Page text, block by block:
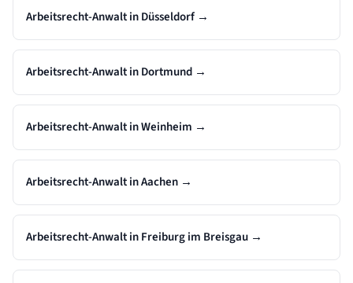
Arbeitsrecht-Anwalt in Düsseldorf →
Arbeitsrecht-Anwalt in Dortmund →
Arbeitsrecht-Anwalt in Weinheim →
Arbeitsrecht-Anwalt in Aachen →
Arbeitsrecht-Anwalt in Freiburg im Breisgau →